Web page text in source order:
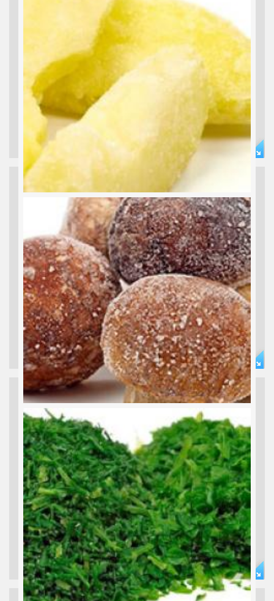
Artischocken, Erbsen, Paprika... Artichoke, Peas, Pepper...
Bananen, Himbeeren, Pflaumen... Banana, Raspberry, Plum...
TK PILZE
Champignons, Shiitake, Steinpilze... Champignon, Shiitake, Cep...
TK KRÄUTER